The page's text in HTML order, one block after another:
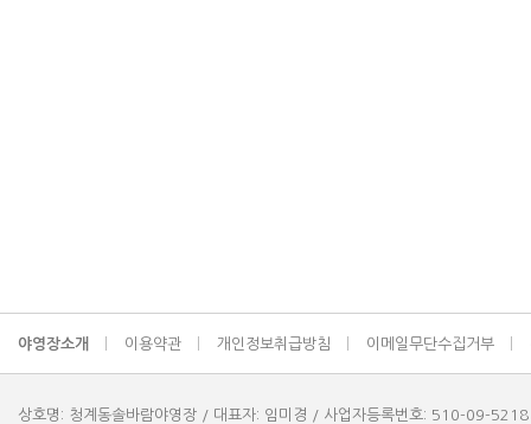
야영장소개 이용약관 개인정보취급방침 이메일무단수집거부
상호명: 청계동솔바람야영장 / 대표자: 임미경 / 사업자등록번호: 510-09-